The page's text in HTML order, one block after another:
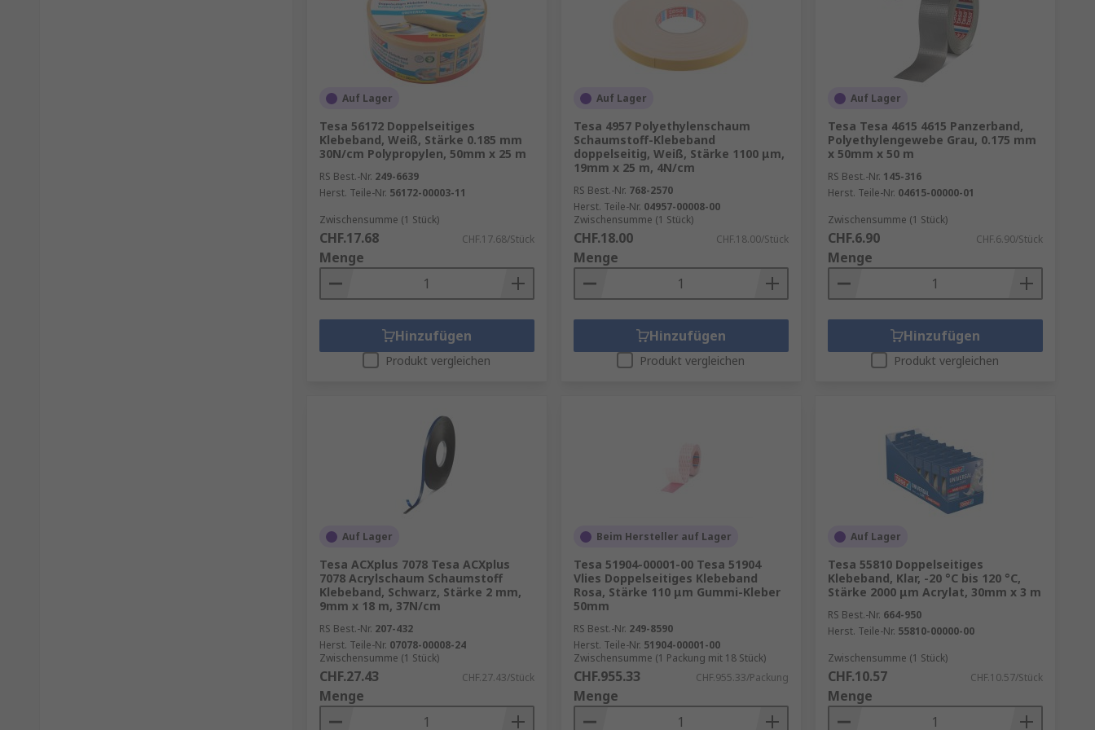
Auf Lager
Tesa 56172 Doppelseitiges
Klebeband, Weiß, Stärke 0.185 mm
30N/cm Polypropylen, 50mm x 25 m
RS Best.-Nr. 249-6639
Herst. Teile-Nr. 56172-00003-11
Zwischensumme (1 Stück)
CHF.17.68 CHF.17.68/Stück
Menge
Hinzufügen
Produkt vergleichen
Auf Lager
Tesa 4957 Polyethylenschaum
Schaumstoff-Klebeband
doppelseitig, Weiß, Stärke 1100 μm,
19mm x 25 m, 4N/cm
RS Best.-Nr. 768-2570
Herst. Teile-Nr. 04957-00008-00
Zwischensumme (1 Stück)
CHF.18.00 CHF.18.00/Stück
Menge
Hinzufügen
Produkt vergleichen
Auf Lager
Tesa Tesa 4615 4615 Panzerband,
Polyethylengewebe Grau, 0.175 mm
x 50mm x 50 m
RS Best.-Nr. 145-316
Herst. Teile-Nr. 04615-00000-01
Zwischensumme (1 Stück)
CHF.6.90 CHF.6.90/Stück
Menge
Hinzufügen
Produkt vergleichen
Auf Lager
Tesa ACXplus 7078 Tesa ACXplus
7078 Acrylschaum Schaumstoff
Klebeband, Schwarz, Stärke 2 mm,
9mm x 18 m, 37N/cm
RS Best.-Nr. 207-432
Herst. Teile-Nr. 07078-00008-24
Zwischensumme (1 Stück)
CHF.27.43 CHF.27.43/Stück
Menge
Beim Hersteller auf Lager
Tesa 51904-00001-00 Tesa 51904
Vlies Doppelseitiges Klebeband
Rosa, Stärke 110 μm Gummi-Kleber
50mm
RS Best.-Nr. 249-8590
Herst. Teile-Nr. 51904-00001-00
Zwischensumme (1 Packung mit 18 Stück)
CHF.955.33 CHF.955.33/Packung
Menge
Auf Lager
Tesa 55810 Doppelseitiges
Klebeband, Klar, -20 °C bis 120 °C,
Stärke 2000 μm Acrylat, 30mm x 3 m
RS Best.-Nr. 664-950
Herst. Teile-Nr. 55810-00000-00
Zwischensumme (1 Stück)
CHF.10.57 CHF.10.57/Stück
Menge